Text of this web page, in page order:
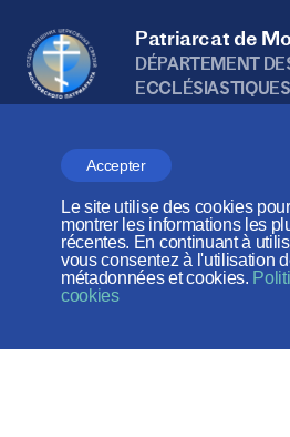
Accepter
Le site utilise des cookies
montrer les informations les
récentes. En continuant à
vous consentez à l'utilisation
métadonnées et cookies.
cookies
Patriarcat de
DÉPARTEMENT
Веб-сайт создан при
Фонда поддержки
культуры и наследия